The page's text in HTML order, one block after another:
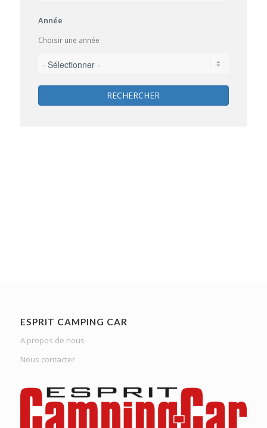
Année
Choisir une année
RECHERCHER
ESPRIT CAMPING CAR
A propos de nous
Nous contacter